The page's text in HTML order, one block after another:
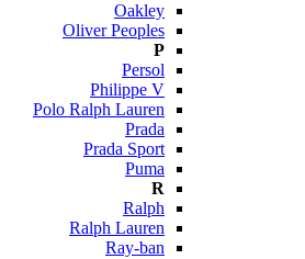
Oakley
Oliver Peoples
P
Persol
Philippe V
Polo Ralph Lauren
Prada
Prada Sport
Puma
R
Ralph
Ralph Lauren
Ray-ban